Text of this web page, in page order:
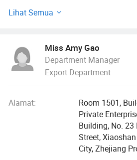
10 tahun, pabrik ini telah lulus BSCI
18 Jintian Road, Desa Wangxitian,
Yongkang City, Provinsi Zhejiang,
Alamat Kantor: Kamar 1501,
Ningwei Street, Xiaangshan District,
telah memberikan dedikasi kami
layanan, dan inovasi telah
mengamankan posisi kami sebagai
Lihat Semua
Miss Amy Gao
Department Manager
Export Department
Alamat:
Room 1501,
Private
Building, No. 23
Street,
City, Zhejiang